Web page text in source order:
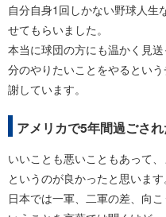
自分自身1回しかない野球人生
せてもらいました。
本当に球団の方にも温かく見
分のやりたいことをやるとい
謝しています。
アメリカで5年間過ごさ
いいことも悪いこともあって
というのが良かったと思います。
日本では一軍、二軍の差、向